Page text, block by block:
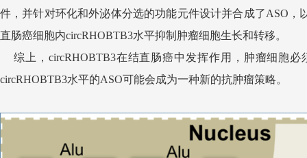
件，并针对环化和外泌体分选的功能元件设计并合成了ASO
直肠癌细胞内circRHOBTB3水平抑制肿瘤细胞生长和转移。
综上，circRHOBTB3在结直肠癌中发挥作用，肿瘤细胞
circRHOBTB3水平的ASO可能会成为一种新的抗肿瘤策略。